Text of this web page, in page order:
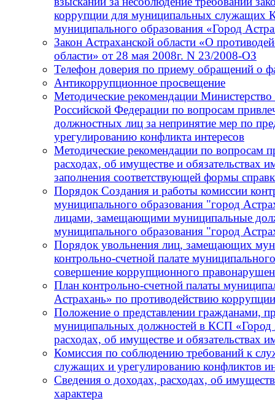
коррупции для муниципальных служащих
муниципального образования «Город
Закон Астраханской области «О
области» от 28 мая 2008г. N 23/2008-ОЗ
Телефон доверия по приему обращений о
Антикоррупционное просвещение
Методические рекомендации
Российской Федерации по вопросам
должностных лиц за непринятие мер по
урегулированию конфликта интересов
Методические рекомендации по вопросам
расходах, об имуществе и обязательствах
заполнения соответствующей формы
Порядок Создания и работы комиссии
муниципального образования "город
лицами, замещающими муниципальные
муниципального образования "город
Порядок увольнения лиц, замещающих
контрольно-счетной палате
совершение коррупционного
План контрольно-счетной палаты
Астрахань» по противодействию
Положение о представлении гражданами,
муниципальных должностей в КСП «Город
расходах, об имуществе и обязательствах
Комиссия по соблюдению требований к
служащих и урегулированию конфликтов
Сведения о доходах, расходах, об
характера